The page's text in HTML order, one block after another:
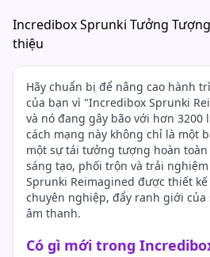
Incredibox Sprunki Tưởng
thiệu
Hãy chuẩn bị để nâng cao hành
của bạn vì "Incredibox Sprunki
và nó đang gây bão với hơn 3200
cách mạng này không chỉ là một
một sự tái tưởng tượng hoàn toàn
sáng tạo, phối trộn và trải
Sprunki Reimagined được thiết
chuyên nghiệp, đẩy ranh giới của
âm thanh.
Có gì mới trong